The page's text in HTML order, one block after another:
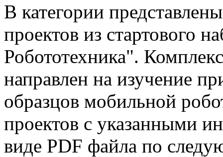
В категории
проектов из стартового
Робототехника".
направлен на изучение
образцов мобильной
проектов с указанными
виде PDF файла по